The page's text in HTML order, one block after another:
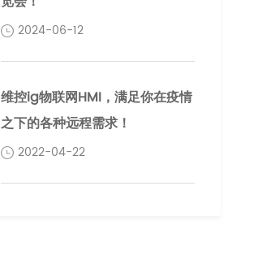
2024-06-12
维控ig物联网HMI，满足你在疫情
之下的各种远程需求！
2022-04-22